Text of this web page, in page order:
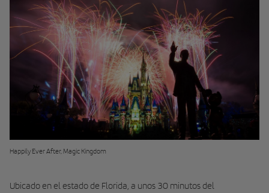
Happily Ever After, Magic Kingdom
Ubicado en el estado de Florida, a unos 30 minutos del